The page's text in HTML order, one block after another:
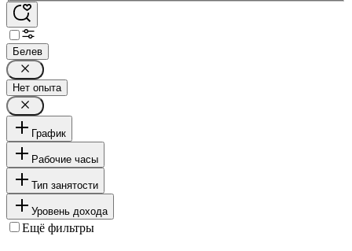
Белев
Нет опыта
График
Рабочие часы
Тип занятости
Уровень дохода
Ещё фильтры